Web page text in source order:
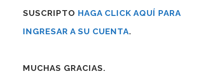
SUSCRIPTO HAGA CLICK AQUÍ PARA
INGRESAR A SU CUENTA.
MUCHAS GRACIAS.